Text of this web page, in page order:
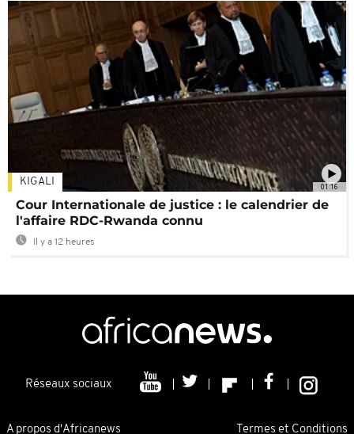
01:16
KIGALI
Cour Internationale de justice : le calendrier de
l'affaire RDC-Rwanda connu
Il y a 12 heures
Réseaux sociaux
A propos d'Africanews Termes et Conditions